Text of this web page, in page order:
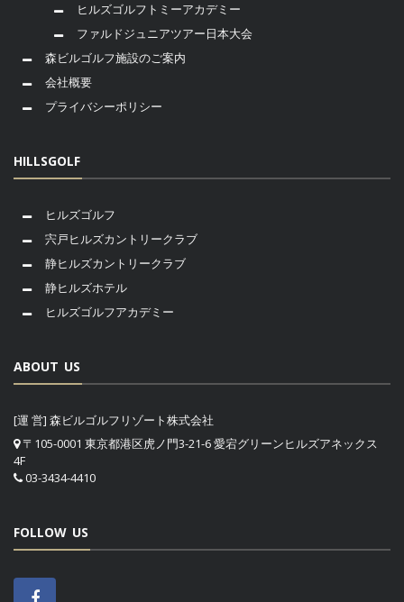
ヒルズゴルフトミーアカデミー
ファルドジュニアツアー日本大会
森ビルゴルフ施設のご案内
会社概要
プライバシーポリシー
HILLSGOLF
ヒルズゴルフ
宍戸ヒルズカントリークラブ
静ヒルズカントリークラブ
静ヒルズホテル
ヒルズゴルフアカデミー
ABOUT US
[運 営] 森ビルゴルフリゾート株式会社
〒105-0001 東京都港区虎ノ門3-21-6 愛宕グリーンヒルズアネックス
4F
03-3434-4410
FOLLOW US